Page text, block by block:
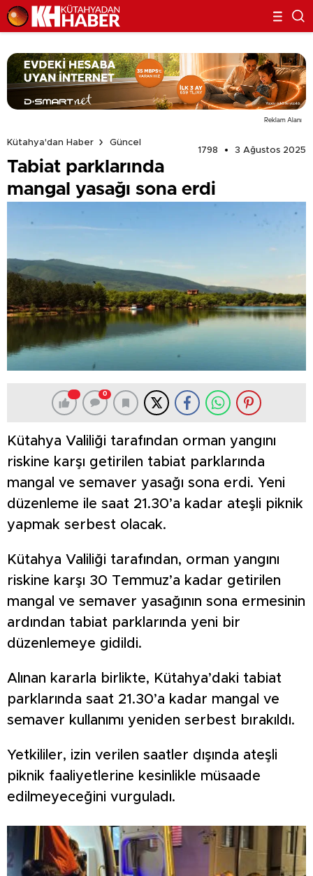
Reklam Alanı
Kütahya'dan Haber
Güncel
1798
3 Ağustos 2025
Tabiat parklarında
mangal yasağı sona erdi
0
Kütahya Valiliği tarafından orman yangını
riskine karşı getirilen tabiat parklarında
mangal ve semaver yasağı sona erdi. Yeni
düzenleme ile saat 21.30’a kadar ateşli piknik
yapmak serbest olacak.
Kütahya Valiliği tarafından, orman yangını
riskine karşı 30 Temmuz’a kadar getirilen
mangal ve semaver yasağının sona ermesinin
ardından tabiat parklarında yeni bir
düzenlemeye gidildi.
Alınan kararla birlikte, Kütahya’daki tabiat
parklarında saat 21.30’a kadar mangal ve
semaver kullanımı yeniden serbest bırakıldı.
Yetkililer, izin verilen saatler dışında ateşli
piknik faaliyetlerine kesinlikle müsaade
edilmeyeceğini vurguladı.